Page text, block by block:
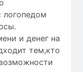
логопедом
и денег на
тем,кто